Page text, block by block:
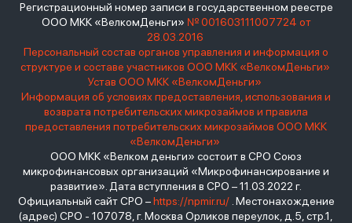
Регистрационный номер записи в государственном реестре
ООО МКК «ВелкомДеньги» № 001603111007724 от
28.03.2016
Персональный состав органов управления и информация о
структуре и составе участников ООО МКК «ВелкомДеньги»
Устав ООО МКК «ВелкомДеньги»
Информация об условиях предоставления, использования и
возврата потребительских микрозаймов и правила
предоставления потребительских микрозаймов ООО МКК
«ВелкомДеньги»
ООО МКК «Велком деньги» состоит в СРО Союз
микрофинансовых организаций «Микрофинансирование и
развитие». Дата вступления в СРО – 11.03.2022 г.
Официальный сайт СРО –https://npmir.ru/. Местонахождение
(адрес) СРО - 107078, г. Москва Орликов переулок, д.5, стр.1,